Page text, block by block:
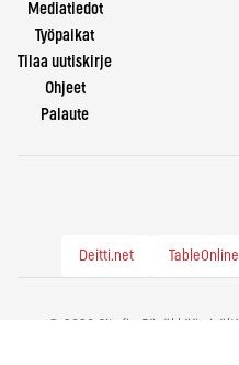
Mediatiedot
Työpaikat
Tilaa uutiskirje
Ohjeet
Palaute
Deitti.net TableOnline